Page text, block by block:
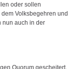
oder sollen
Volksbegehren und
nun auch in der
Quorum gescheitert.